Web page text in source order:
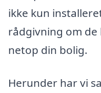
ikke kun
rådgivning om
netop din bolig.
Herunder har vi